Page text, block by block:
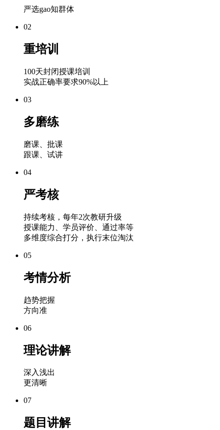
严选gao知群体
02
重培训
100天封闭授课培训
实战正确率要求90%以上
03
多磨练
磨课、批课
跟课、试讲
04
严考核
持续考核，每年2次教研升级
授课能力、学员评价、通过率等
多维度综合打分，执行末位淘汰
05
考情分析
趋势把握
方向准
06
理论讲解
深入浅出
更清晰
07
题目讲解